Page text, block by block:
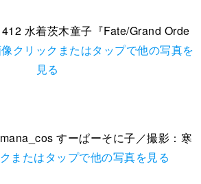
水着茨木童子『Fate/Grand Orde
クリックまたはタップで他の写真を
見る
すーぱーそに子／撮影：寒
またはタップで他の写真を見る